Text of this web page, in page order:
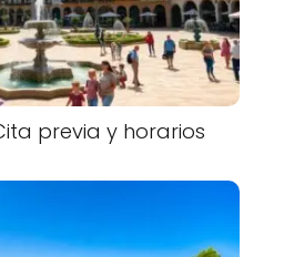
previa y horarios